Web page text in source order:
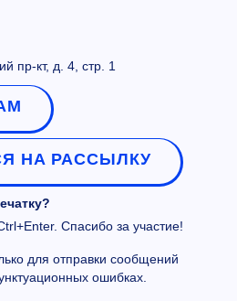
пр-кт, д. 4, стр. 1
НА РАССЫЛКУ
Спасибо за участие!
для отправки сообщений
ошибках.